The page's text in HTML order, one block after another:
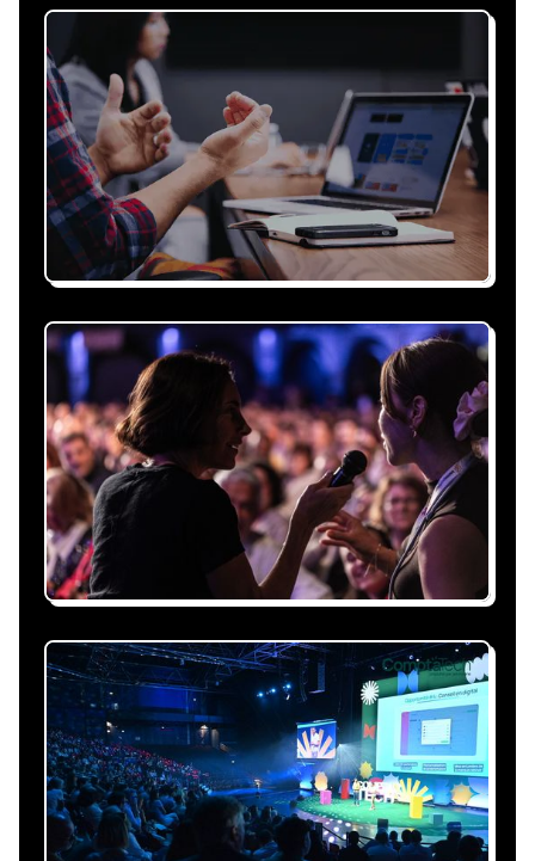
Recevez une proposition
sous 24h
Expliquez-nous vos besoins, on vous répond
sous 24h avec une proposition
personnalisée, claire et adaptée à votre
événement et à vos contraintes.
Nous nous occupons de
tout
Gestion du planning, échanges avec le
conférencier, coordination logistique : vous
êtes accompagné à chaque étape, sans perte
de temps ni complication.